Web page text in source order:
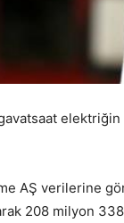
AŞ verilerine
208 milyon